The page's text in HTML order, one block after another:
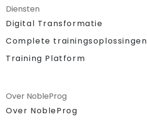
Diensten
Digital Transformatie
Complete trainingsoplossingen
Training Platform
Over NobleProg
Over NobleProg